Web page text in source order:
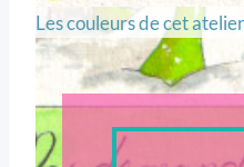
Les couleurs de cet atelier